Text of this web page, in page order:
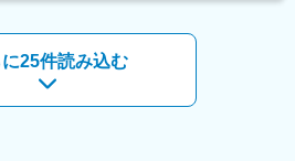
ショップの開催などを通じて、課題の解決
どまらず、中長期的に伴走支援を行うこと
に25件読み込む